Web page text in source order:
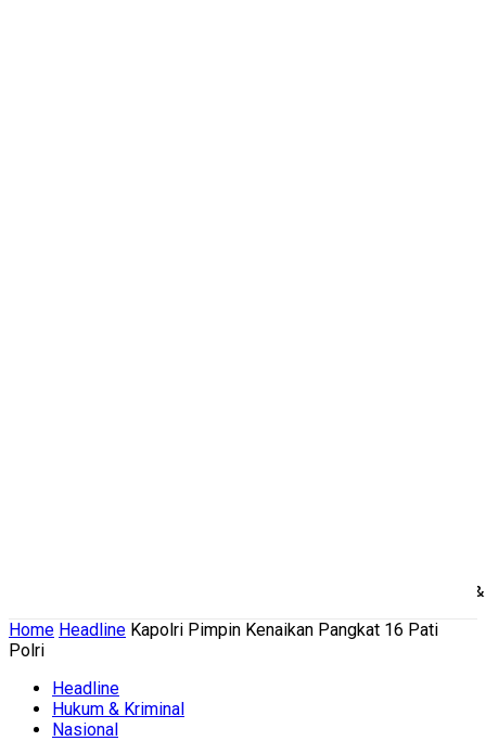
Politik
Home Headline Kapolri Pimpin Kenaikan Pangkat 16 Pati
Polri
Headline
Hukum & Kriminal
Nasional